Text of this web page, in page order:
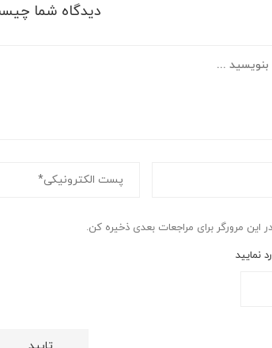
دیدگاه شما
این مرورگر برای مراجعات بعدی ذخیره کن.
نمایید